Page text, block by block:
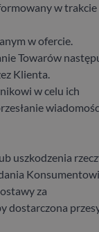
w trakcie
w ofercie.
Towarów
Klienta.
w celu ich
uszkodzenia
za
dostarczona